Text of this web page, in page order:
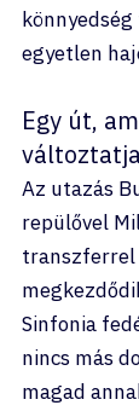
egyetlen
Egy út,
Az utazás
repülővel
transzferrel
Sinfonia
nincs más
magad